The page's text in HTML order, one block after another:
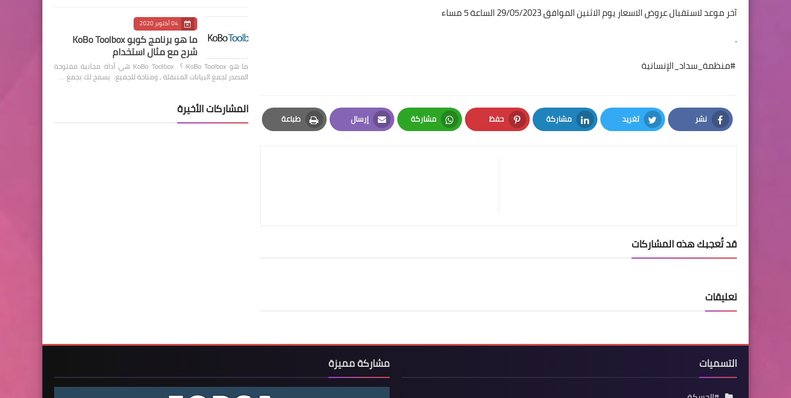
آخر موعد لاستقبال عروض الاسعار يوم الاثنين الموافق 29/05/2023 الساعة 5 مساء
.
#منظمة_سداد_الإنسانية
نشر
Facebook
تغريد
Twitter
مشاركة
LinkedIn
حفظ
Pinterest
مشاركة
Whatsapp
إرسال
Email
طباعة
Print
قد تُعجبك هذه المشاركات
تعليقات
04 أكتوبر 2020
ما هو برنامج كوبو KoBo Toolbox
شرح مع مثال استخدام
ما هو KoBo Toolbox ؟ KoBo Toolbox هي أداة مجانية مفتوحة
المصدر لجمع البيانات المتنقلة ، ومتاحة للجميع. يسمح لك بجمع …
المشاركات الأخيرة
التسميات مشاركة مميزة